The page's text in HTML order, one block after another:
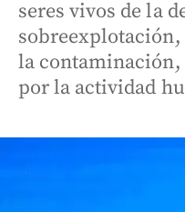
seres vivos de la
la contaminación,
por la actividad